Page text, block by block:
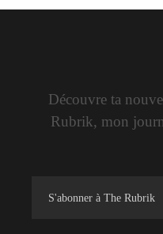
Découvre ta
Rubrik, mon